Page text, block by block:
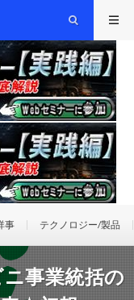
事 テクノロジー/製品
事業統括の